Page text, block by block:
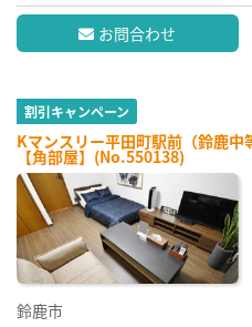
お問合わせ
割引キャンペーン
Kマンスリー平田町駅前（鈴鹿
【角部屋】(No.550138)
鈴鹿市